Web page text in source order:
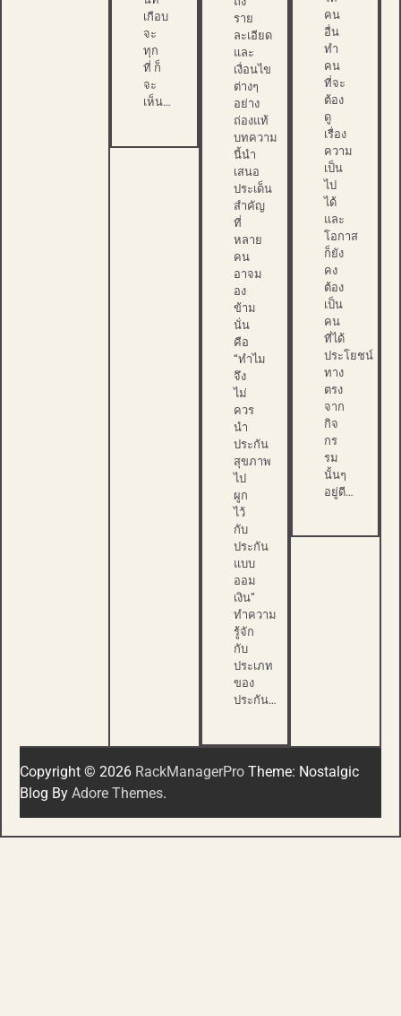
เกือบ
จะ
ทุก
ที่ ก็
จะ
เห็น…
ราย
ละเอียด
และ
เงื่อนไข
ต่างๆ
อย่าง
ถ่องแท้
บทความ
นี้นำ
เสนอ
ประเด็น
สำคัญ
ที่
หลาย
คน
อาจม
อง
ข้าม
นั่น
คือ
“ทำไม
จึง
ไม่
ควร
นำ
ประกัน
สุขภาพ
ไป
ผูก
ไว้
กับ
ประกัน
แบบ
ออม
เงิน”
ทำความ
รู้จัก
กับ
ประเภท
ของ
ประกัน…
คน
อื่น
ทำ
คน
ที่จะ
ต้อง
ดู
เรื่อง
ความ
เป็น
ไป
ได้
และ
โอกาส
ก็ยัง
คง
ต้อง
เป็น
คน
ที่ได้
ประโยชน์
ทาง
ตรง
จาก
กิจ
กร
รม
นั้นๆ
อยู่ดี…
Copyright © 2026 RackManagerPro Theme: Nostalgic
Blog By Adore Themes.